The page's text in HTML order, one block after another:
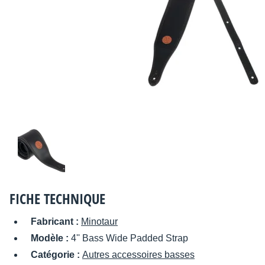
FICHE TECHNIQUE
Fabricant : Minotaur
Modèle : 4'' Bass Wide Padded Strap
Catégorie : Autres accessoires basses